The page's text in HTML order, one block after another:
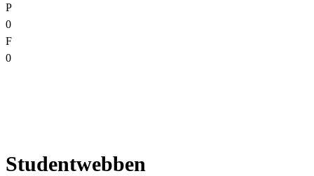
P
0
F
0
Studentwebben